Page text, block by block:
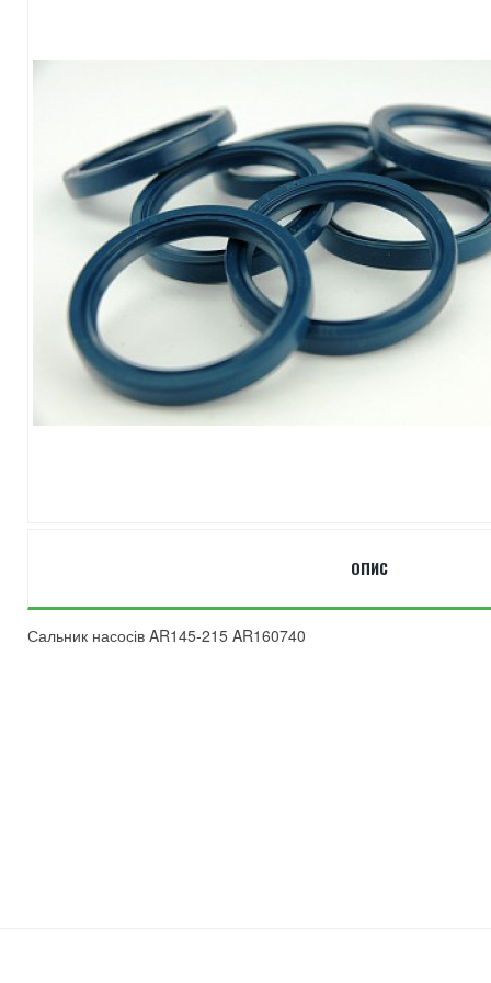
ОПИС
Сальник насосів AR145-215 AR160740